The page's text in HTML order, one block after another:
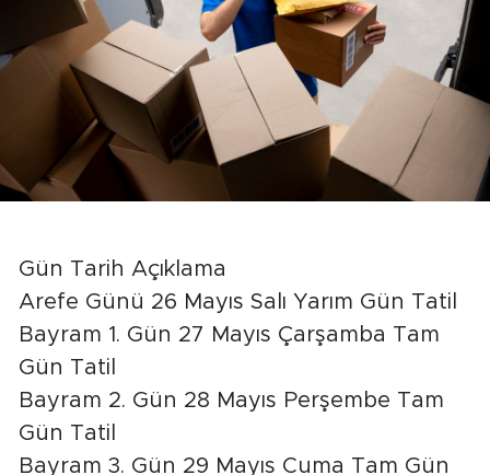
Gün Tarih Açıklama
Arefe Günü 26 Mayıs Salı Yarım Gün Tatil
Bayram 1. Gün 27 Mayıs Çarşamba Tam
Gün Tatil
Bayram 2. Gün 28 Mayıs Perşembe Tam
Gün Tatil
Bayram 3. Gün 29 Mayıs Cuma Tam Gün